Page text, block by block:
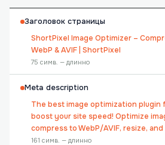
Заголовок страницы
ShortPixel Image Optimizer –
WebP & AVIF | ShortPixel
75 симв. — длинно
Meta description
The best image optimization plugin
boost your site speed! Optimize
compress to WebP/AVIF, resize,
161 симв. — длинно